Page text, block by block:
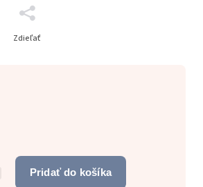
Pridať do košíka
Zdieľať